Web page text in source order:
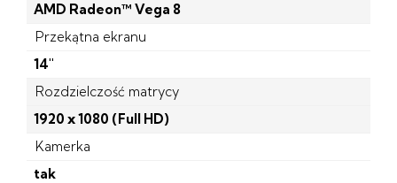
AMD Radeon™ Vega 8
Przekątna ekranu
14''
Rozdzielczość matrycy
1920 x 1080 (Full HD)
Kamerka
tak